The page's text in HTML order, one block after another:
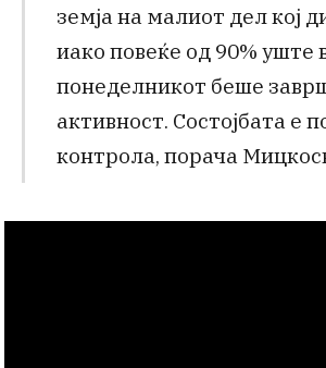
земја на малиот дел кој
иако повеќе од 90% уште
понеделникот беше
активност. Состојбата е
контрола, порача